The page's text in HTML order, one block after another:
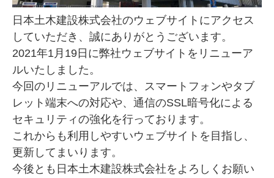
日本土木建設株式会社のウェブサイトにアクセス
していただき、誠にありがとうございます。
2021年1月19日に弊社ウェブサイトをリニューア
ルいたしました。
今回のリニューアルでは、スマートフォンやタブ
レット端末への対応や、通信のSSL暗号化による
セキュリティの強化を行っております。
これからも利用しやすいウェブサイトを目指し、
更新してまいります。
今後とも日本土木建設株式会社をよろしくお願い